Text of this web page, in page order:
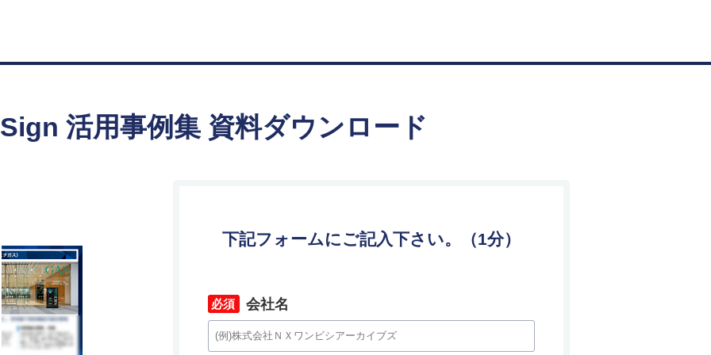
活用事例集 資料ダウンロード
下記フォームにご記入下さい。（1分）
*
会社名